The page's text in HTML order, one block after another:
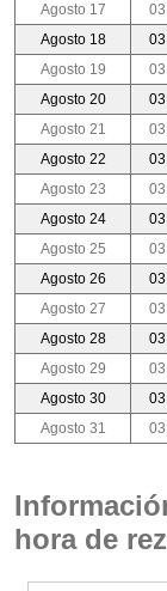
Agosto 17
Agosto 18
Agosto 19
Agosto 20
Agosto 21
Agosto 22
Agosto 23
Agosto 24
Agosto 25
Agosto 26
Agosto 27
Agosto 28
Agosto 29
Agosto 30
Agosto 31
hora de